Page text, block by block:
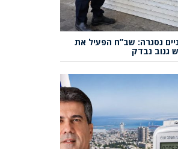
נסגרה: שב”ח הפעיל את
גנוב נבדק